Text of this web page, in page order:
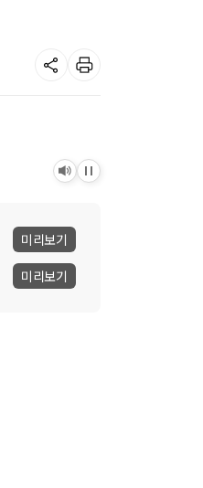
공
프
듣
정
미리보기
미리보기